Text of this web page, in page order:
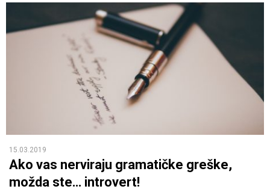
15.03.2019
Ako vas nerviraju gramatičke greške,
možda ste… introvert!